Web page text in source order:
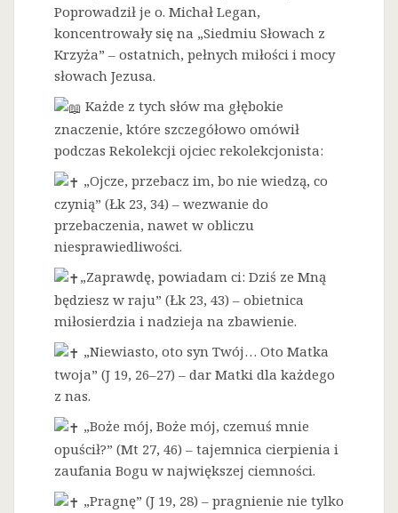
Poprowadził je o. Michał Legan,
koncentrowały się na „Siedmiu Słowach z
Krzyża” – ostatnich, pełnych miłości i mocy
słowach Jezusa.
Każde z tych słów ma głębokie
znaczenie, które szczegółowo omówił
podczas Rekolekcji ojciec rekolekcjonista:
„Ojcze, przebacz im, bo nie wiedzą, co
czynią” (Łk 23, 34) – wezwanie do
przebaczenia, nawet w obliczu
niesprawiedliwości.
„Zaprawdę, powiadam ci: Dziś ze Mną
będziesz w raju” (Łk 23, 43) – obietnica
miłosierdzia i nadzieja na zbawienie.
„Niewiasto, oto syn Twój… Oto Matka
twoja” (J 19, 26–27) – dar Matki dla każdego
z nas.
„Boże mój, Boże mój, czemuś mnie
opuścił?” (Mt 27, 46) – tajemnica cierpienia i
zaufania Bogu w największej ciemności.
„Pragnę” (J 19, 28) – pragnienie nie tylko